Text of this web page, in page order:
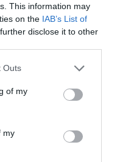
This information may
on the IAB’s List of
disclose it to other
one or more Google
You may click to
its third-party tags to
in below Google
Outs
of my
my